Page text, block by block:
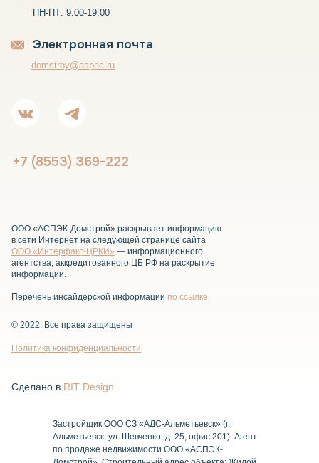
ПН-ПТ: 9:00-19:00
Электронная почта
domstroy@aspec.ru
ООО «АСПЭК-Домстрой» раскрывает информацию
в сети Интернет на следующей странице сайта
ООО «Интерфакс-ЦРКИ» — информационного
агентства, аккредитованного ЦБ РФ на раскрытие
информации.
Перечень инсайдерской информации по ссылке.
Политика конфиденциальности
© 2022. Все права защищены
Сделано в RIT Design
+7 (8553) 369-222
Застройщик ООО СЗ «АДС-Альметьевск» (г.
Альметьевск, ул. Шевченко, д. 25, офис 201). Агент
по продаже недвижимости ООО «АСПЭК-